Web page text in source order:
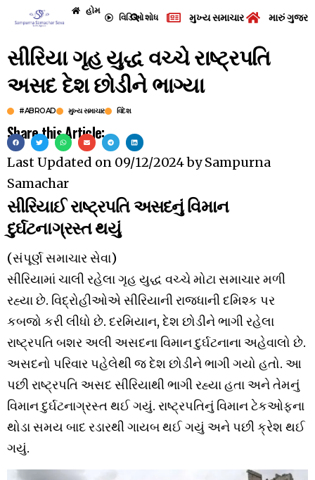
હોમ
વિડિઓશોધ મુખ્ય સમાચાર મારું
સીરિયા ગૃહ યુદ્ધ વચ્ચે રાષ્ટ્રપતિ
અસદ દેશ છોડીને ભાગ્યા
#ABROAD મુખ્ય સમાચાર વિદેશ
Share this Article:
Last Updated on 09/12/2024bySampurna
Samachar
સીરિયાઈ રાષ્ટ્રપતિ અસદનું વિમાન
દુર્ઘટનાગ્રસ્ત થયું
(સંપૂર્ણ સમાચાર સેવા)
સીરિયામાં ચાલી રહેલા ગૃહ યુદ્ધ વચ્ચે મોટા સમાચાર મળી
રહ્યા છે. વિદ્રોહીઓએ સીરિયાની રાજધાની દમિશ્ક પર
કબજો કરી લીધો છે. દરમિયાન, દેશ છોડીને ભાગી રહેલા
રાષ્ટ્રપતિ બશર અલી અસદના વિમાન દુર્ઘટનાના અહેવાલો છે.
અસદનો પરિવાર પહેલેથી જ દેશ છોડીને ભાગી ગયો હતો. આ
પછી રાષ્ટ્રપતિ અસદ સીરિયાથી ભાગી રહ્યા હતા અને તેમનું
વિમાન દુર્ઘટનાગ્રસ્ત થઈ ગયું. રાષ્ટ્રપતિનું વિમાન ટેકઓફના
થોડા સમય બાદ રડારથી ગાયબ થઈ ગયું અને પછી ક્રેશ થઈ
ગયું.